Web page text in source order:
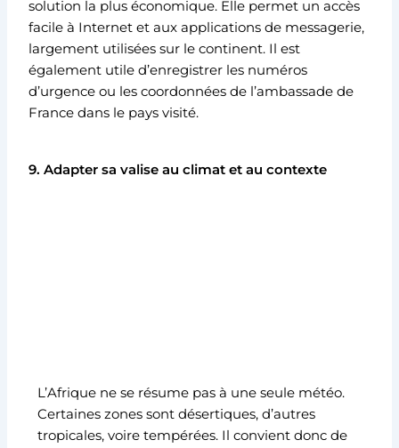
solution la plus économique. Elle permet un accès
facile à Internet et aux applications de messagerie,
largement utilisées sur le continent. Il est
également utile d’enregistrer les numéros
d’urgence ou les coordonnées de l’ambassade de
France dans le pays visité.
9. Adapter sa valise au climat et au contexte
L’Afrique ne se résume pas à une seule météo.
Certaines zones sont désertiques, d’autres
tropicales, voire tempérées. Il convient donc de